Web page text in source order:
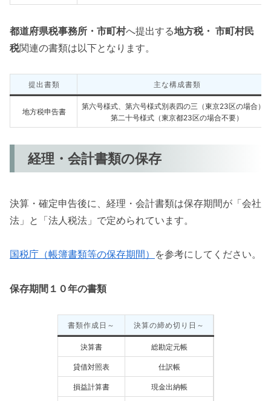
都道府県税事務所・市町村へ提出する地方税・ 市町村民
税関連の書類は以下となります。
提出書類 主な構成書類
地方税申告書
第六号様式、第六号様式別表四の三（東京23区の場合）
第二十号様式（東京都23区の場合不要）
経理・会計書類の保存
決算・確定申告後に、経理・会計書類は保存期間が「会社
法」と「法人税法」で定められています。
国税庁（帳簿書類等の保存期間） を参考にしてください。
保存期間１０年の書類
書類作成日～ 決算の締め切り日～
決算書 総勘定元帳
貸借対照表 仕訳帳
損益計算書 現金出納帳